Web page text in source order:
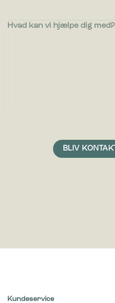
Hvad kan vi hjælpe dig med?
Kundeservice